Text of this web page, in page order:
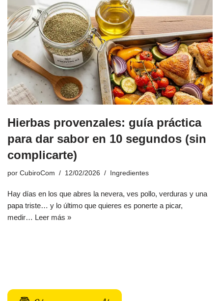
Hierbas provenzales: guía práctica
para dar sabor en 10 segundos (sin
complicarte)
por CubiroCom 12/02/2026 Ingredientes
Hay días en los que abres la nevera, ves pollo, verduras y una
papa triste… y lo último que quieres es ponerte a picar,
medir… Leer más »